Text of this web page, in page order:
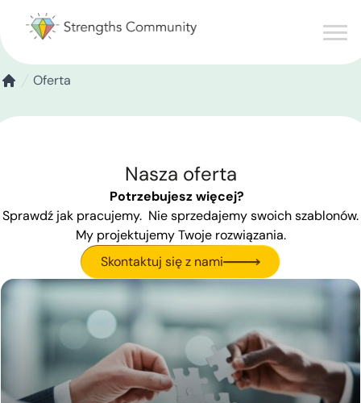
Oferta
Nasza oferta
Potrzebujesz więcej?
Sprawdź jak pracujemy. Nie sprzedajemy swoich szablonów.
My projektujemy Twoje rozwiązania.
Skontaktuj się z nami